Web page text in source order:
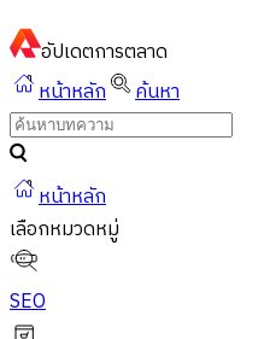
อัปเดตการตลาด
หน้าหลัก
ค้นหา
หน้าหลัก
เลือกหมวดหมู่
SEO